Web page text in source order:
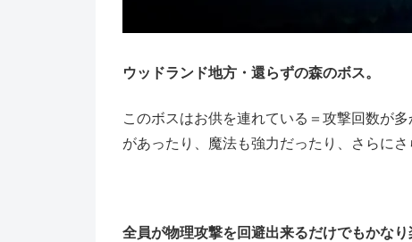
ウッドランド地方・還らずの森のボス。
このボスはお供を連れている＝攻撃回数が
があったり、魔法も強力だったり、さらに
全員が物理攻撃を回避出来るだけでもかなり